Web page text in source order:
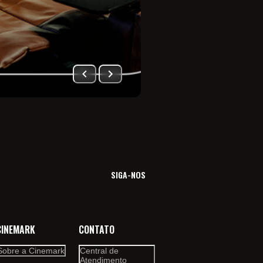
SIGA-NOS
a Cinemark
CONTATO
Central de
Atendimento